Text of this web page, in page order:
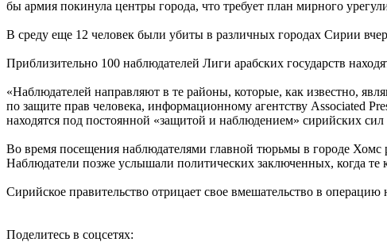
бы армия покинула центры города, что требует план мирного
В среду еще 12 человек были убиты в различных городах Сирии
Приблизительно 100 наблюдателей Лиги арабских государств
«Наблюдателей направляют в те районы, которые, как известно,
по защите прав человека, информационному агентству Associated
находятся под постоянной «защитой и наблюдением» сирийских сил
Во время посещения наблюдателями главной тюрьмы в городе Хомс
Наблюдатели позже услышали политических заключенных, когда те
Сирийское правительство отрицает свое вмешательство в операцию
Поделитесь в соцсетях: